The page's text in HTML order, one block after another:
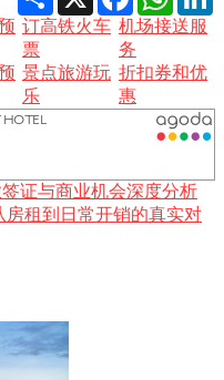
订高铁火车
票
机场接送服
务
景点旅游玩
乐
折扣券和优
惠
证与商业机会深度分析
租到日常开销的真实对